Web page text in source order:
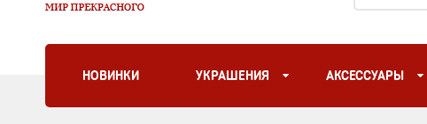
НОВИНКИ УКРАШЕНИЯ АКСЕССУАРЫ